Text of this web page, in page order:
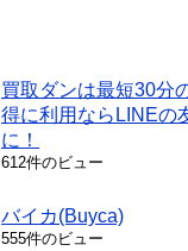
買取ダンは最短30分
得に利用ならLINEの
に！
612件のビュー
バイカ(Buyca)
555件のビュー